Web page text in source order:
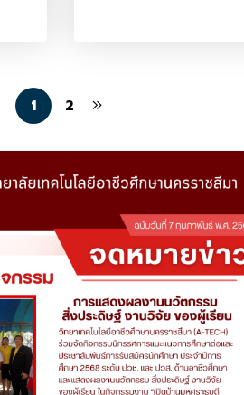
1 2